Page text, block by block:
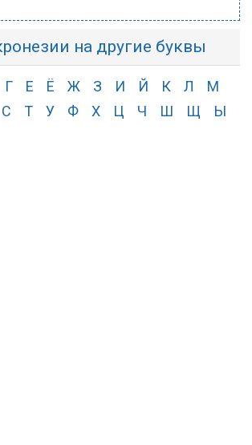
на другие буквы
Г Е Ё Ж З И Й К Л
М
С Т У Ф Х Ц Ч Ш Щ
Ы